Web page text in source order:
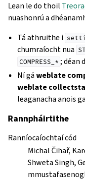
Lean le do thoil
nuashonrú a
Tá athruithe i
chumraíocht nua
COMPRESS_* ; déan
Ní gáweblate
weblate
leaganacha anois
Rannpháirtithe
Ranníocaíochtaí cód
Michal Čihař,
Shweta Singh,